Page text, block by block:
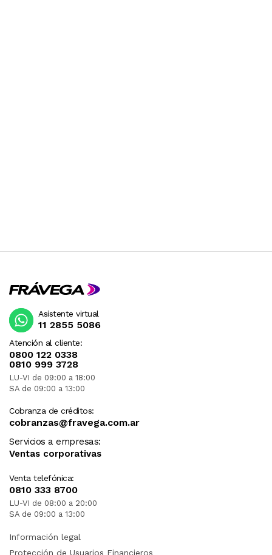
Atención al cliente:
0800 122 0338
0810 999 3728
LU-VI de 09:00 a 18:00
SA de 09:00 a 13:00
Cobranza de créditos:
cobranzas@fravega.com.ar
Servicios a empresas:
Ventas corporativas
Venta telefónica:
0810 333 8700
LU-VI de 08:00 a 20:00
SA de 09:00 a 13:00
Asistente virtual
11 2855 5086
Información legal
Protección de Usuarios Financieros